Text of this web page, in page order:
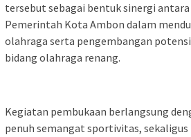
tersebut sebagai bentuk sinergi antara
Pemerintah Kota Ambon dalam
olahraga serta pengembangan
bidang olahraga renang.
Kegiatan pembukaan berlangsung
penuh semangat sportivitas,